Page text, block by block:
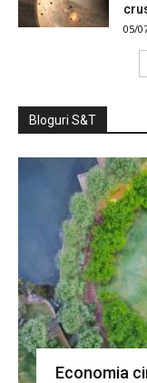
05/
Bloguri S&T
Economia